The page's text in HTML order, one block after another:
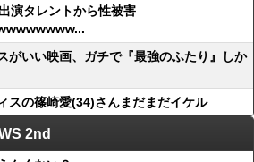
演タレントから性被害
がいい映画、ガチで『最強のふたり』しか
スの篠崎愛(34)さんまだまだイケル
2nd